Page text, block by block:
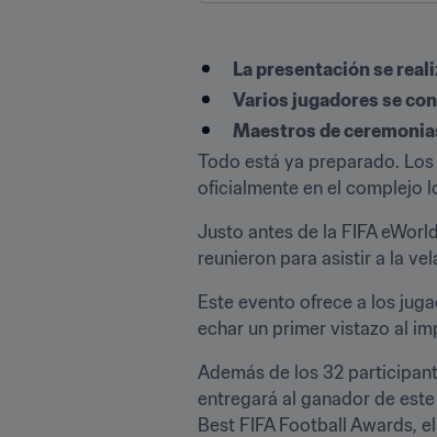
La presentación se
Varios jugadores se
Maestros de
Todo está ya preparado.
oficialmente en el complejo
Justo antes de la FIFA
reunieron para asistir a la
Este evento ofrece a los
echar un primer vistazo al
Además de los 32
entregará al ganador de
Best FIFA Football Awards,